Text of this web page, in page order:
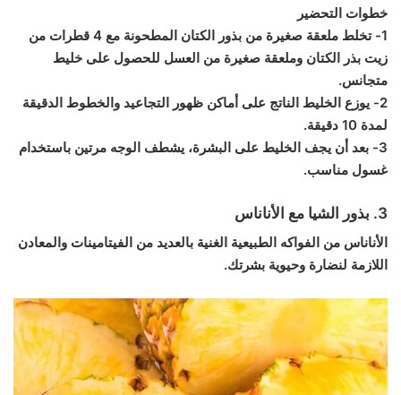
خطوات التحضير
1- تخلط ملعقة صغيرة من بذور الكتان المطحونة مع 4 قطرات من
زيت بذر الكتان وملعقة صغيرة من العسل للحصول على خليط
متجانس.
2- يوزع الخليط الناتج على أماكن ظهور التجاعيد والخطوط الدقيقة
لمدة 10 دقيقة.
3- بعد أن يجف الخليط على البشرة، يشطف الوجه مرتين باستخدام
غسول مناسب.
3. بذور الشيا مع الأناناس
الأناناس من الفواكه الطبيعية الغنية بالعديد من الفيتامينات والمعادن
اللازمة لنضارة وحيوية بشرتك.